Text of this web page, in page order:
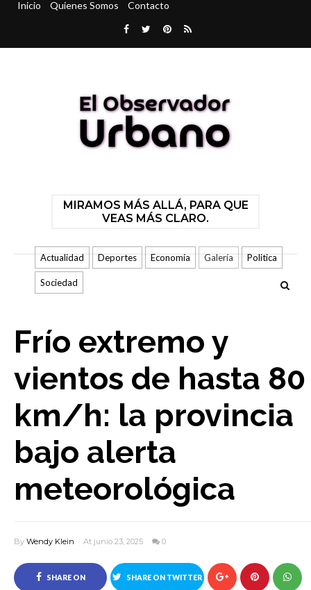
Inicio Quienes Somos Contacto
MIRAMOS MÁS ALLÁ, PARA QUE
VEAS MÁS CLARO.
Actualidad Deportes Economía Galería Politica
Sociedad
Frío extremo y
vientos de hasta 80
km/h: la provincia
bajo alerta
meteorológica
By Wendy Klein At junio 23, 2025 0
SHARE ON SHARE ON TWITTER